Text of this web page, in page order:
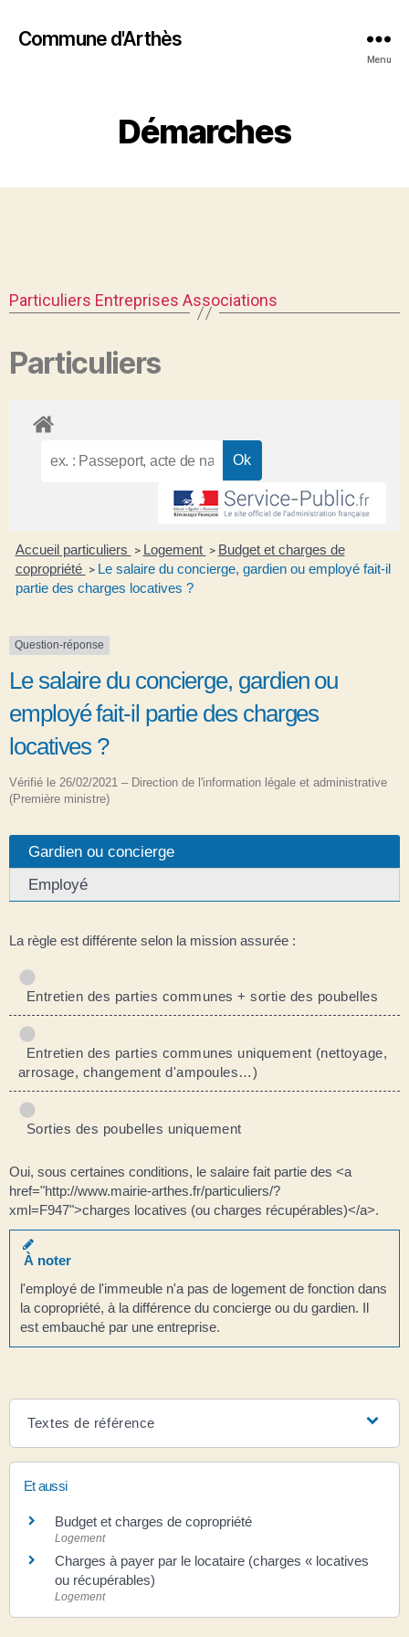
Commune d'Arthès
Menu
Démarches
Particuliers Entreprises Associations
Particuliers
Accueil particuliers > Logement > Budget et charges de
copropriété > Le salaire du concierge, gardien ou employé fait-il
partie des charges locatives ?
Question-réponse
Le salaire du concierge, gardien ou
employé fait-il partie des charges
locatives ?
Vérifié le 26/02/2021 – Direction de l'information légale et administrative
(Première ministre)
Gardien ou concierge
Employé
La règle est différente selon la mission assurée :
Entretien des parties communes + sortie des poubelles
Entretien des parties communes uniquement (nettoyage,
arrosage, changement d'ampoules…)
Sorties des poubelles uniquement
Oui, sous certaines conditions, le salaire fait partie des <a
href="http://www.mairie-arthes.fr/particuliers/?
xml=F947">charges locatives (ou charges récupérables)</a>.
À noter
l'employé de l'immeuble n'a pas de logement de fonction dans
la copropriété, à la différence du concierge ou du gardien. Il
est embauché par une entreprise.
Textes de référence
Et aussi
Budget et charges de copropriété
Logement
Charges à payer par le locataire (charges « locatives
ou récupérables)
Logement